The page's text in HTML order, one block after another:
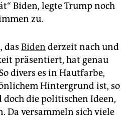
Biden, legte Trump noch
zu.
das Biden derzeit nach und
präsentiert, hat genau
divers es in Hautfarbe,
Hintergrund ist, so
die politischen Ideen,
Da versammeln sich viele